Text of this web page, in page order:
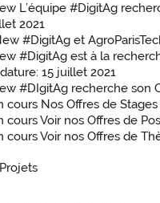
L’équipe #DigitAg
2021
#DigitAg et
#DigitAg est à la
15 juillet 2021
#DIgitAg recherche son
Nos Offres de Stages
Voir nos Offres de
Voir nos Offres de